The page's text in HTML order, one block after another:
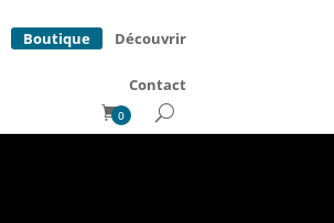
Boutique Découvrir
Contact
0